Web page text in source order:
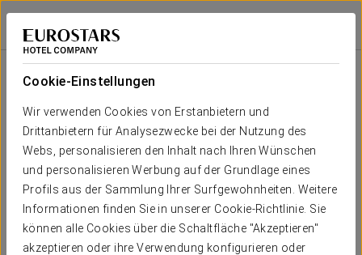
Cookie-Einstellungen
Wir verwenden Cookies von Erstanbietern und
Drittanbietern für Analysezwecke bei der Nutzung des
Webs, personalisieren den Inhalt nach Ihren Wünschen
und personalisieren Werbung auf der Grundlage eines
Profils aus der Sammlung Ihrer Surfgewohnheiten. Weitere
Informationen finden Sie in unserer Cookie-Richtlinie. Sie
können alle Cookies über die Schaltfläche "Akzeptieren"
akzeptieren oder ihre Verwendung konfigurieren oder
Eurostars Queen of Montenegro
BEČIĆI
Dein Event in
KOSTENVORANSCHLAG ANFORDERN
Raums
Form
New
Perspective
2
x m
altura
60 80 36 42 48
Imagination
in Mind
108 m2
x m
altura
60 80 36 42 48 88